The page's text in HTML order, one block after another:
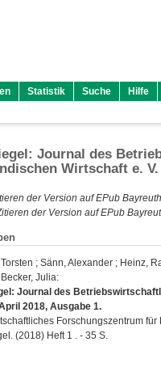
Statistik Suche Hilfe
Journal des
Wirtschaft e.
der Version auf EPub
der Version auf EPub
; Sänn, Alexander ; Heinz,
Becker, Julia:
Journal des
2018, Ausgabe 1.
Forschungszentrum
(2018) Heft 1 . - 35 S.